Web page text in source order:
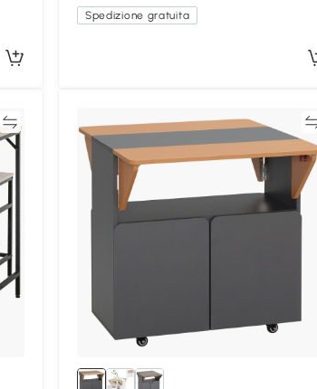
Spedizione gratuita
Confronta